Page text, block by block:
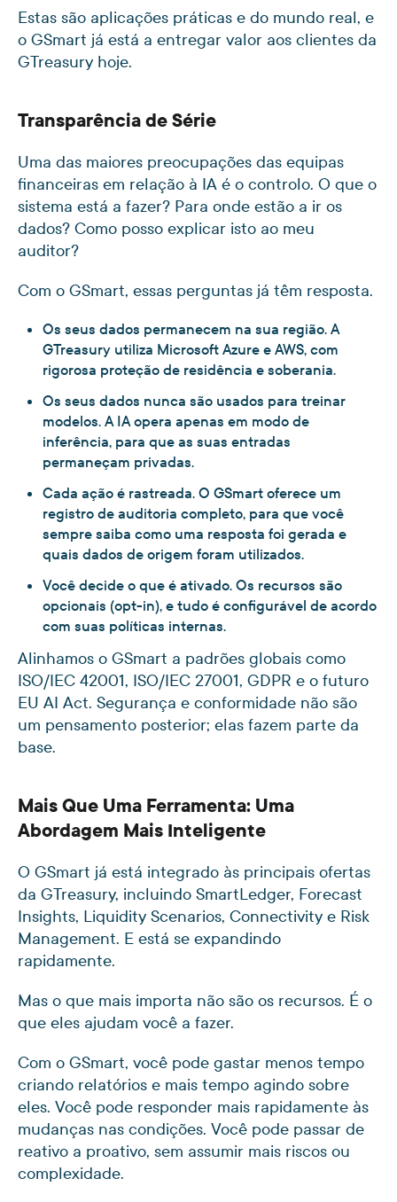
Estas são aplicações práticas e do mundo real, e
o GSmart já está a entregar valor aos clientes da
GTreasury hoje.
Transparência de Série
Uma das maiores preocupações das equipas
financeiras em relação à IA é o controlo. O que o
sistema está a fazer? Para onde estão a ir os
dados? Como posso explicar isto ao meu
auditor?
Com o GSmart, essas perguntas já têm resposta.
Os seus dados permanecem na sua região. A
GTreasury utiliza Microsoft Azure e AWS, com
rigorosa proteção de residência e soberania.
Os seus dados nunca são usados para treinar
modelos. A IA opera apenas em modo de
inferência, para que as suas entradas
permaneçam privadas.
Cada ação é rastreada. O GSmart oferece um
registro de auditoria completo, para que você
sempre saiba como uma resposta foi gerada e
quais dados de origem foram utilizados.
Você decide o que é ativado. Os recursos são
opcionais (opt-in), e tudo é configurável de acordo
com suas políticas internas.
Alinhamos o GSmart a padrões globais como
ISO/IEC 42001, ISO/IEC 27001, GDPR e o futuro
EU AI Act. Segurança e conformidade não são
um pensamento posterior; elas fazem parte da
base.
Mais Que Uma Ferramenta: Uma
Abordagem Mais Inteligente
O GSmart já está integrado às principais ofertas
da GTreasury, incluindo SmartLedger, Forecast
Insights, Liquidity Scenarios, Connectivity e Risk
Management. E está se expandindo
rapidamente.
Mas o que mais importa não são os recursos. É o
que eles ajudam você a fazer.
Com o GSmart, você pode gastar menos tempo
criando relatórios e mais tempo agindo sobre
eles. Você pode responder mais rapidamente às
mudanças nas condições. Você pode passar de
reativo a proativo, sem assumir mais riscos ou
complexidade.